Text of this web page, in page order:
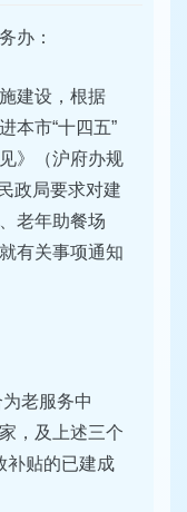
办：
建设，根据
本市“十四五”
》（沪府办规
政局要求对建
老年助餐场
有关事项通知
老服务中
，及上述三个
补贴的已建成